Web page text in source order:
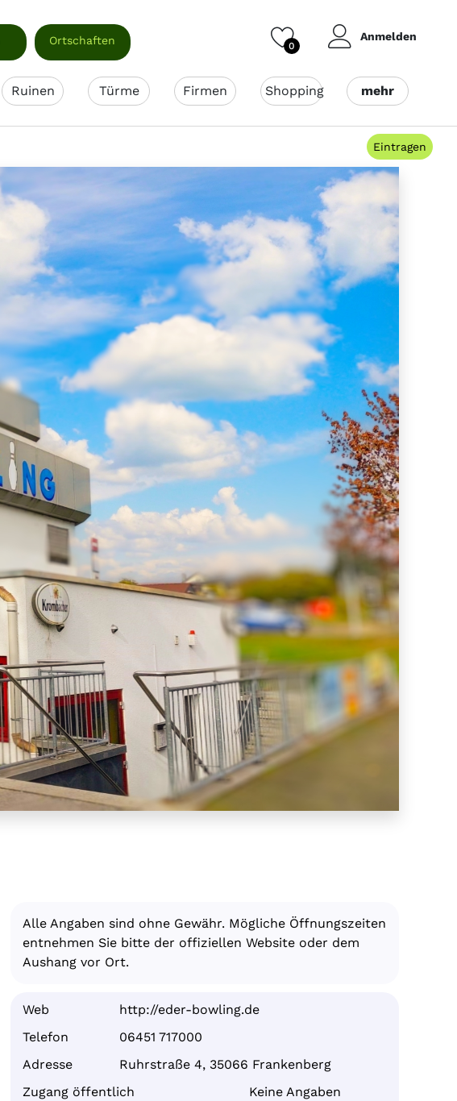
Ortschaften 0
Anmelden
Ruinen Türme Firmen Shopping mehr
Eintragen
Alle Angaben sind ohne Gewähr. Mögliche Öffnungszeiten
entnehmen Sie bitte der offiziellen Website oder dem
Aushang vor Ort.
Web
http://eder-bowling.de
Telefon
06451 717000
Adresse
Ruhrstraße 4, 35066 Frankenberg
Zugang öffentlich
Keine Angaben